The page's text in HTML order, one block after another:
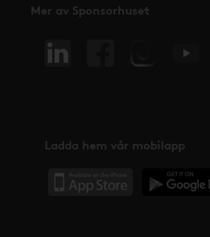
Mer av Sponsorhuset
Ladda hem vår mobilapp